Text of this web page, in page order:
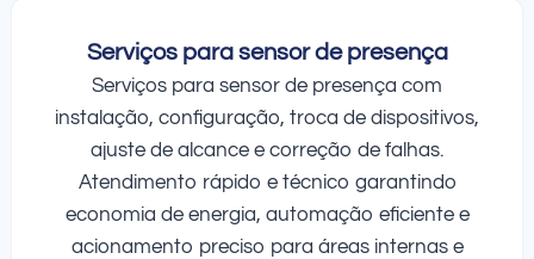
Serviços para sensor de presença
Serviços para sensor de presença com
instalação, configuração, troca de dispositivos,
ajuste de alcance e correção de falhas.
Atendimento rápido e técnico garantindo
economia de energia, automação eficiente e
acionamento preciso para áreas internas e